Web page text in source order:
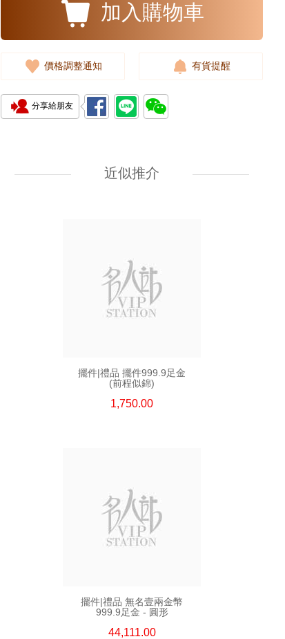
加入購物車
價格調整通知 有貨提醒
分享給朋友
近似推介
211,810.00
擺件|禮品 擺件999.9足金
(前程似錦)
1,750.00
擺件|禮品 無名壹兩金幣
999.9足金 - 圓形
44,111.00